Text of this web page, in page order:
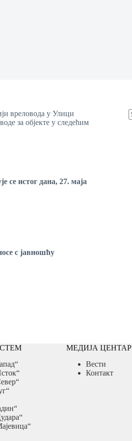
вреловода у Улици
за објекте у следећим
се истог дана, 27. маја
с јавношћу
МЕДИЈА ЦЕНТАР
Вести
Контакт